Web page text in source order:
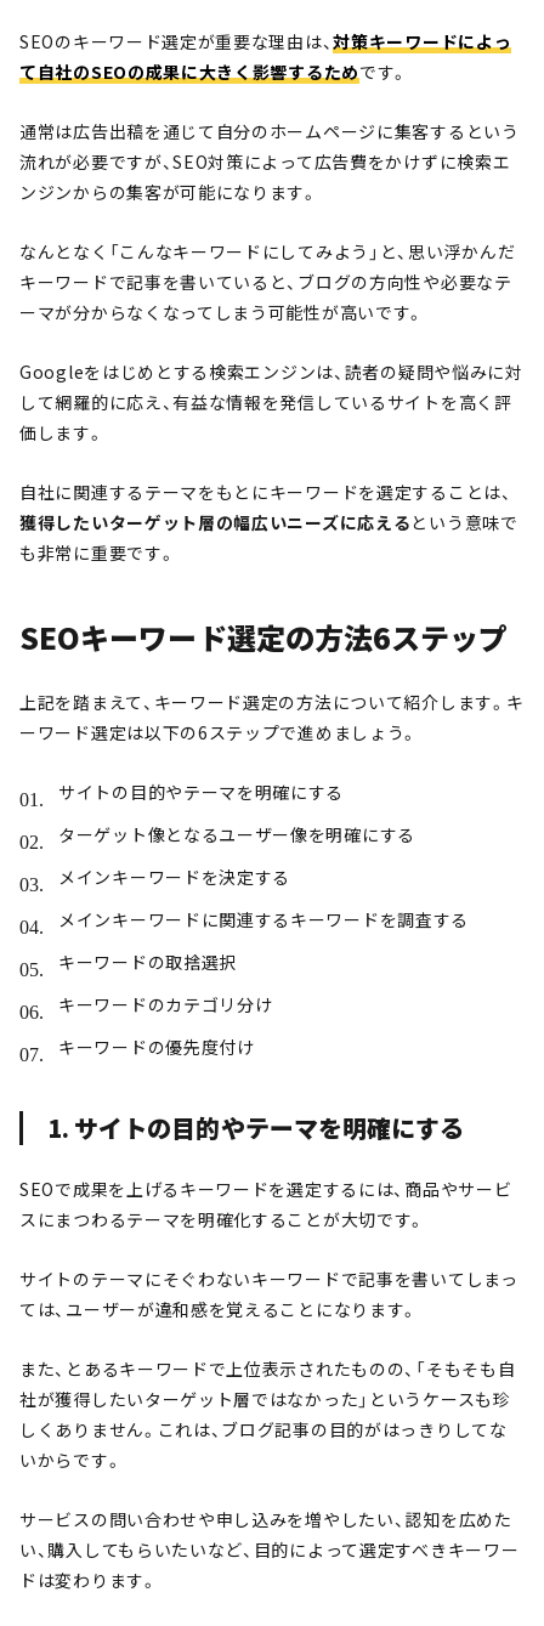
SEOのキーワード選定が重要な理由は、対策キーワードによっ
て自社のSEOの成果に大きく影響するためです。
通常は広告出稿を通じて自分のホームページに集客するという
流れが必要ですが、SEO対策によって広告費をかけずに検索エ
ンジンからの集客が可能になります。
なんとなく「こんなキーワードにしてみよう」と、思い浮かんだ
キーワードで記事を書いていると、ブログの方向性や必要なテ
ーマが分からなくなってしまう可能性が高いです。
Googleをはじめとする検索エンジンは、読者の疑問や悩みに対
して網羅的に応え、有益な情報を発信しているサイトを高く評
価します。
自社に関連するテーマをもとにキーワードを選定することは、
獲得したいターゲット層の幅広いニーズに応えるという意味で
も非常に重要です。
SEOキーワード選定の方法6ステップ
上記を踏まえて、キーワード選定の方法について紹介します。キ
ーワード選定は以下の6ステップで進めましょう。
サイトの目的やテーマを明確にする
ターゲット像となるユーザー像を明確にする
メインキーワードを決定する
メインキーワードに関連するキーワードを調査する
キーワードの取捨選択
キーワードのカテゴリ分け
キーワードの優先度付け
1. サイトの目的やテーマを明確にする
SEOで成果を上げるキーワードを選定するには、商品やサービ
スにまつわるテーマを明確化することが大切です。
サイトのテーマにそぐわないキーワードで記事を書いてしまっ
ては、ユーザーが違和感を覚えることになります。
また、とあるキーワードで上位表示されたものの、「そもそも自
社が獲得したいターゲット層ではなかった」というケースも珍
しくありません。これは、ブログ記事の目的がはっきりしてな
いからです。
サービスの問い合わせや申し込みを増やしたい、認知を広めた
い、購入してもらいたいなど、目的によって選定すべきキーワー
ドは変わります。